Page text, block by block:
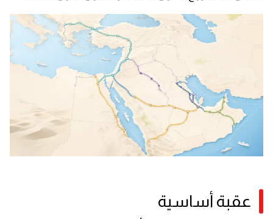
عقبة أساسية